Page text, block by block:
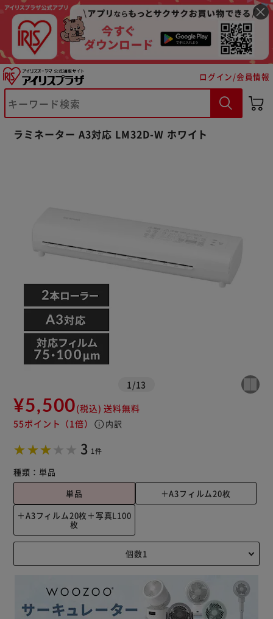
ログイン/会員情報
ラミネーター A3対応 LM32D-W ホワイト
1 /13
¥5,500(税込) 送料無料
55ポイント （1倍） info 内訳
3 1件
種類： 単品
単品
＋A3フィルム20枚
＋A3フィルム20枚＋写真L100
枚
※ご確認ください
カートに入れる 購入手続きへ